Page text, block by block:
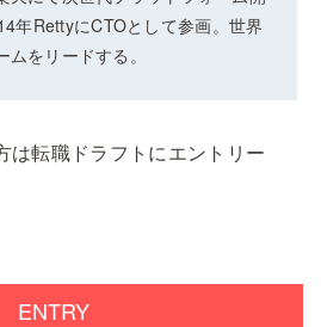
年RettyにCTOとして参画。世界
をリードする。
は転職ドラフトにエントリー
ENTRY